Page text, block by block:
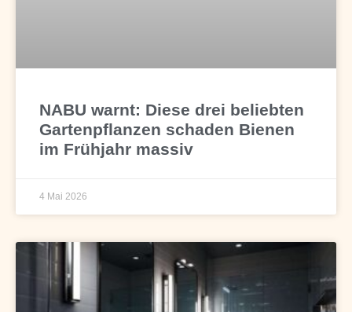
NABU warnt: Diese drei beliebten
Gartenpflanzen schaden Bienen
im Frühjahr massiv
4 Mai 2026